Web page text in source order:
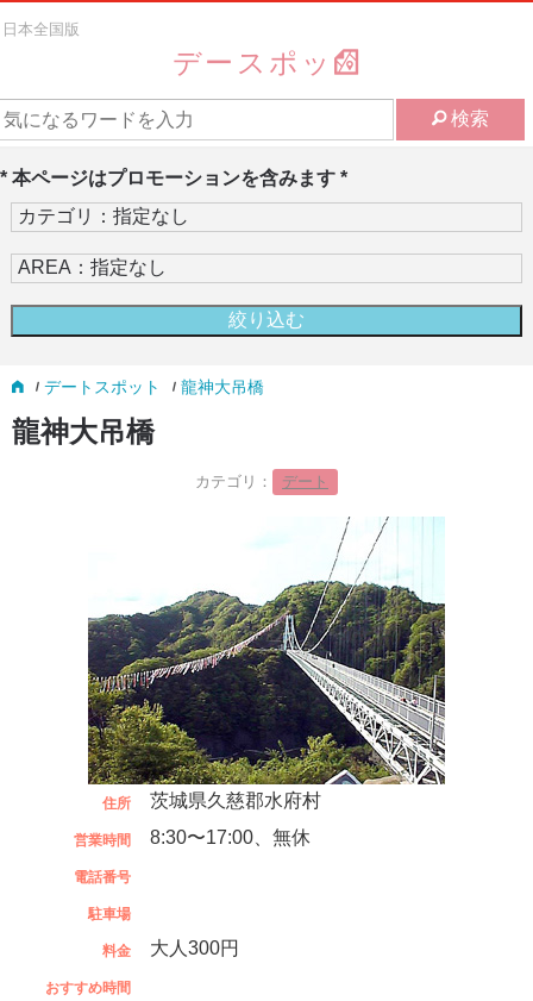
日本全国版
デースポッ
検索
* 本ページはプロモーションを含みます *
デートスポット 龍神大吊橋
龍神大吊橋
カテゴリ： デート
住所 茨城県久慈郡水府村
営業時間 8:30〜17:00、無休
電話番号
駐車場
料金 大人300円
おすすめ時間